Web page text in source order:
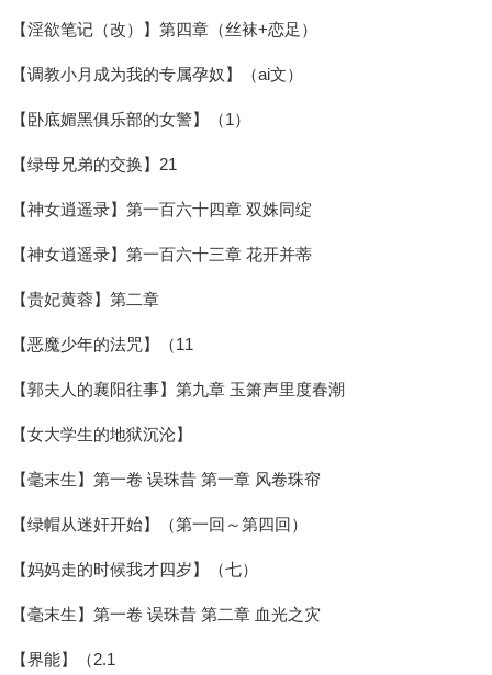
【淫欲笔记（改）】第四章（丝袜+恋足）
【调教小月成为我的专属孕奴】（ai文）
【卧底媚黑俱乐部的女警】（1）
【绿母兄弟的交换】21
【神女逍遥录】第一百六十四章 双姝同绽
【神女逍遥录】第一百六十三章 花开并蒂
【贵妃黄蓉】第二章
【恶魔少年的法咒】（11
【郭夫人的襄阳往事】第九章 玉箫声里度春潮
【女大学生的地狱沉沦】
【毫末生】第一卷 误珠昔 第一章 风卷珠帘
【绿帽从迷奸开始】（第一回～第四回）
【妈妈走的时候我才四岁】（七）
【毫末生】第一卷 误珠昔 第二章 血光之灾
【界能】（2.1